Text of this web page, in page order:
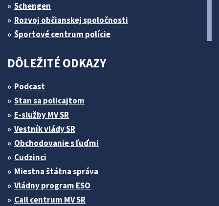
Schengen
Rozvoj občianskej spoločnosti
Športové centrum polície
DÔLEŽITÉ ODKAZY
Podcast
Stan sa policajtom
E-služby MV SR
Vestník vlády SR
Obchodovanie s ľuďmi
Cudzinci
Miestna štátna správa
Vládny program ESO
Call centrum MV SR